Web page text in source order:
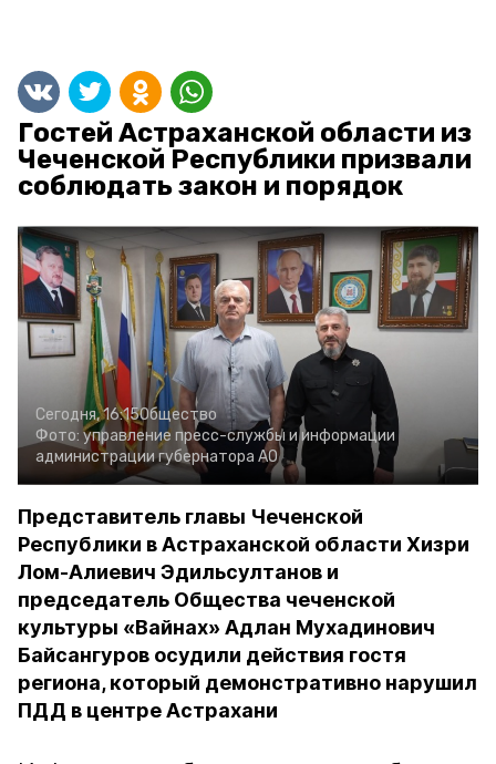
Гостей Астраханской области из
Чеченской Республики призвали
соблюдать закон и порядок
Сегодня, 16:15Общество
Фото: управление пресс-службы и информации
администрации губернатора АО
Представитель главы Чеченской
Республики в Астраханской области Хизри
Лом-Алиевич Эдильсултанов и
председатель Общества чеченской
культуры «Вайнах» Адлан Мухадинович
Байсангуров осудили действия гостя
региона, который демонстративно нарушил
ПДД в центре Астрахани